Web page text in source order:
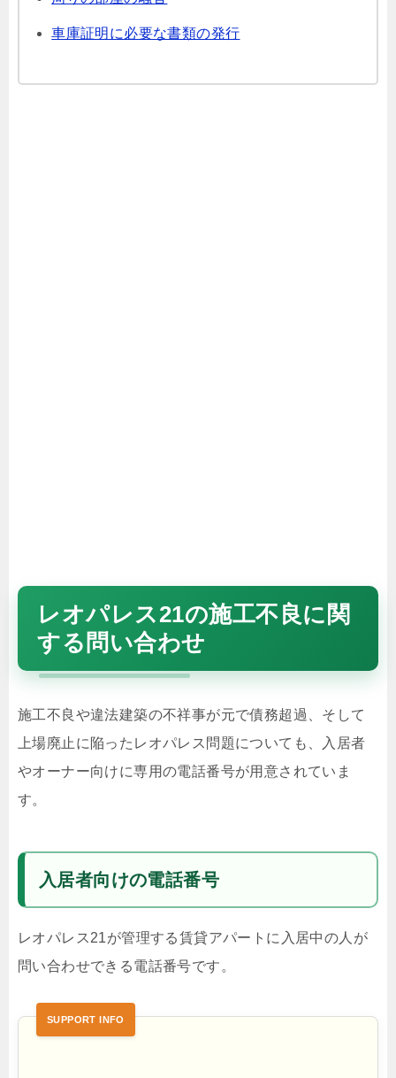
車庫証明に必要な書類の発行
レオパレス21の施工不良に関
する問い合わせ
施工不良や違法建築の不祥事が元で債務超過、そして
上場廃止に陥ったレオパレス問題についても、入居者
やオーナー向けに専用の電話番号が用意されていま
す。
入居者向けの電話番号
レオパレス21が管理する賃貸アパートに入居中の人が
問い合わせできる電話番号です。